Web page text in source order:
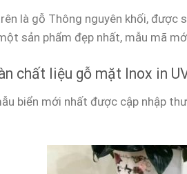
là gỗ Thông nguyên khối, được
sản phẩm đẹp nhất, mẫu mã
chất liệu gỗ mặt Inox in
biển mới nhất được cập nhập